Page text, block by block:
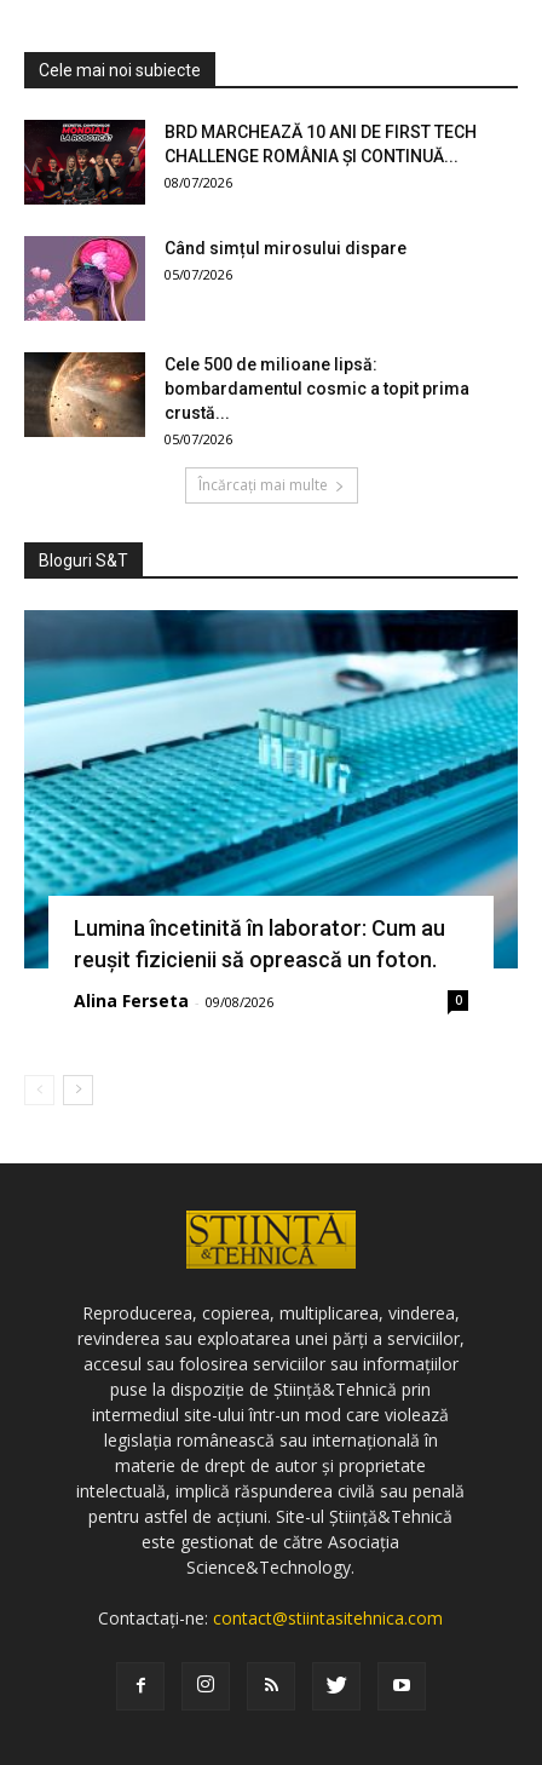
Cele mai noi subiecte
BRD MARCHEAZĂ 10 ANI DE FIRST TECH
CHALLENGE ROMÂNIA ȘI CONTINUĂ...
08/07/2026
Când simțul mirosului dispare
05/07/2026
Cele 500 de milioane lipsă:
bombardamentul cosmic a topit prima
crustă...
05/07/2026
Încărcați mai multe
Bloguri S&T
Lumina încetinită în laborator: Cum au
reușit fizicienii să oprească un foton.
Alina Ferseta - 09/08/2026 0
Reproducerea, copierea, multiplicarea, vinderea,
revinderea sau exploatarea unei părți a serviciilor,
accesul sau folosirea serviciilor sau informațiilor
puse la dispoziție de Știință&Tehnică prin
intermediul site-ului într-un mod care violează
legislația românească sau internațională în
materie de drept de autor și proprietate
intelectuală, implică răspunderea civilă sau penală
pentru astfel de acțiuni. Site-ul Știință&Tehnică
este gestionat de către Asociația
Science&Technology.
Contactați-ne:contact@stiintasitehnica.com